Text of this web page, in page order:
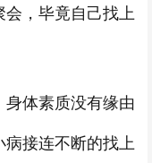
，毕竟自己找上
身体素质没有缘由
病接连不断的找上